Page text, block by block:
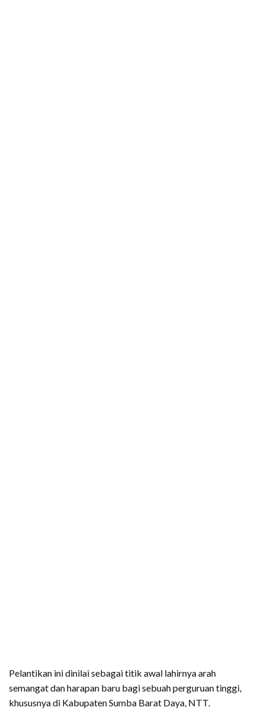
Pelantikan ini dinilai sebagai titik awal lahirnya arah
semangat dan harapan baru bagi sebuah perguruan tinggi,
khususnya di Kabupaten Sumba Barat Daya, NTT.